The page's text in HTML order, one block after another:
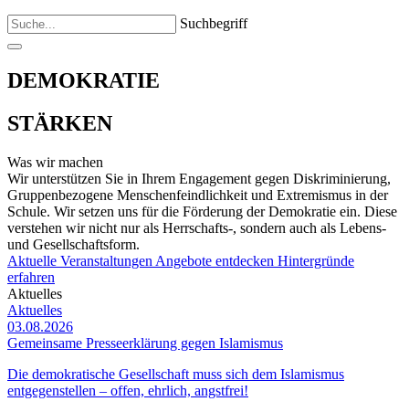
Suchbegriff
DEMOKRATIE
STÄRKEN
Was wir machen
Wir unterstützen Sie in Ihrem Engagement gegen Diskriminierung,
Gruppenbezogene Menschenfeindlichkeit und Extremismus in der
Schule. Wir setzen uns für die Förderung der Demokratie ein. Diese
verstehen wir nicht nur als Herrschafts-, sondern auch als Lebens-
und Gesellschaftsform.
Aktuelle Veranstaltungen Angebote entdecken Hintergründe
erfahren
Aktuelles
Aktuelles
03.08.2026
Gemeinsame Presseerklärung gegen Islamismus
Die demokratische Gesellschaft muss sich dem Islamismus
entgegenstellen – offen, ehrlich, angstfrei!